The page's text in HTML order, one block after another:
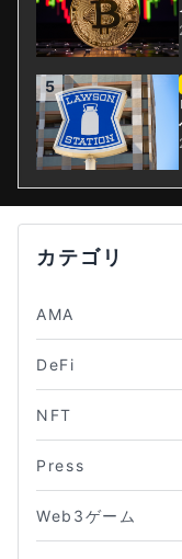
5
カテゴリ
AMA
DeFi
NFT
Press
Web3ゲーム